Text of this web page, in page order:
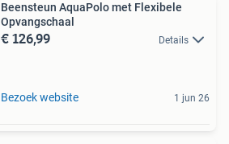
Beensteun AquaPolo met Flexibele
Opvangschaal
€ 126,99 Details
Bezoek website 1 jun 26